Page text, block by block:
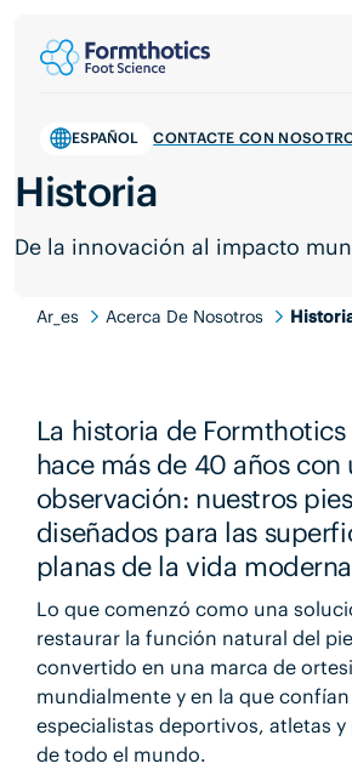
ESPAÑOL CONTACTE CON
Historia
De la innovación al impacto
Ar_es Acerca De Nosotros
La historia de
hace más de 40 años con
observación: nuestros
diseñados para las
planas de la vida
Lo que comenzó como una
restaurar la función natural del
convertido en una marca de
mundialmente y en la que
especialistas deportivos, atletas y
de todo el mundo.